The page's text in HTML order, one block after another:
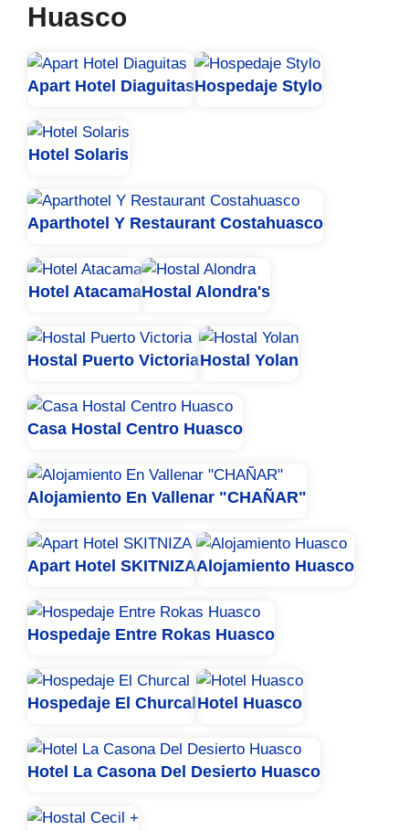
Huasco
Apart Hotel DiaguitasHospedaje Stylo
Hotel Solaris
Aparthotel Y Restaurant Costahuasco
Hotel AtacamaHostal Alondra's
Hostal Puerto VictoriaHostal Yolan
Casa Hostal Centro Huasco
Alojamiento En Vallenar "CHAÑAR"
Apart Hotel SKITNIZAAlojamiento Huasco
Hospedaje Entre Rokas Huasco
Hospedaje El ChurcalHotel Huasco
Hotel La Casona Del Desierto Huasco